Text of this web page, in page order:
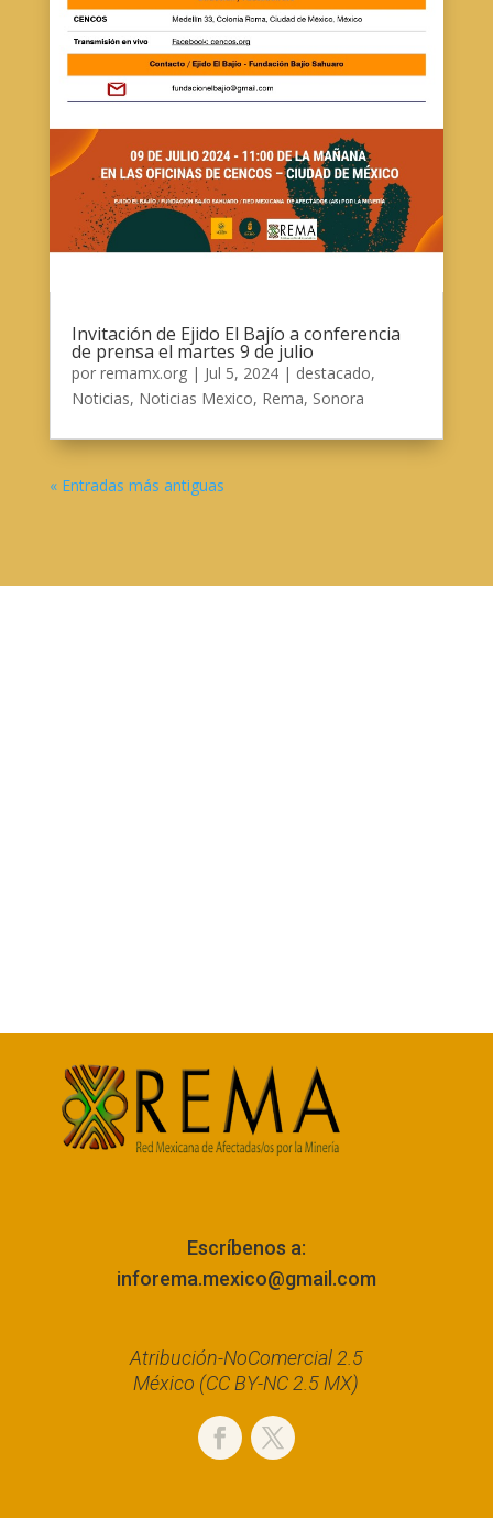
Invitación de Ejido El Bajío a conferencia
de prensa el martes 9 de julio
por remamx.org| Jul 5, 2024| destacado,
Noticias, Noticias Mexico, Rema, Sonora
« Entradas más antiguas
Escríbenos a:
inforema.mexico@gmail.com
Atribución-NoComercial 2.5
México (CC BY-NC 2.5 MX)